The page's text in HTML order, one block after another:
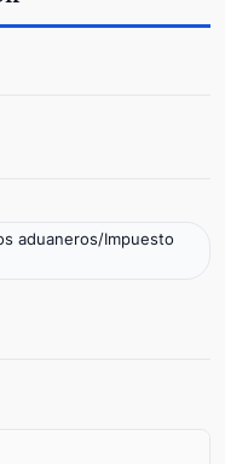
aduaneros/Impuesto